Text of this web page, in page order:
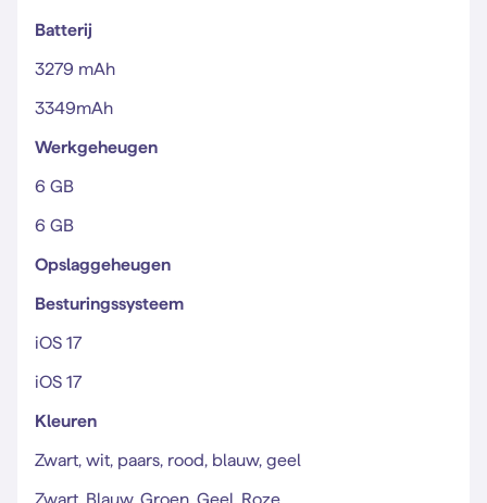
Batterij
3279 mAh
3349mAh
Werkgeheugen
6 GB
6 GB
Opslaggeheugen
Besturingssysteem
iOS 17
iOS 17
Kleuren
Zwart, wit, paars, rood, blauw, geel
Zwart, Blauw, Groen, Geel, Roze